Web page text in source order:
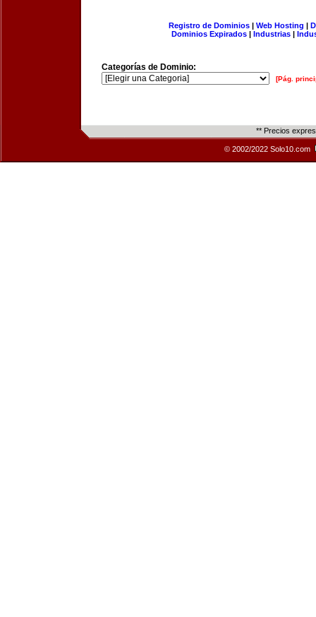
Registro de Dominios| Web Hosting |
Dominios Expirados | Industrias |
Categorías de Dominio:
[Pág.
** Precios
© 2002/2022 Solo10.com